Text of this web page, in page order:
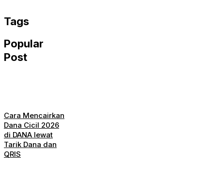
Tags
Popular
Post
Cara Mencairkan
Dana Cicil 2026
di DANA lewat
Tarik Dana dan
QRIS